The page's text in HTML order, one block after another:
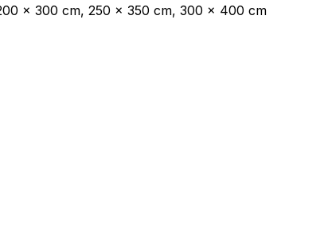
x 300 cm, 250 x 350 cm, 300 x 400 cm